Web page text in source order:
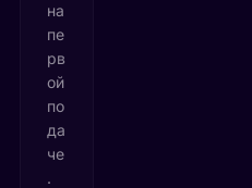
на
пе
рв
ой
по
да
че
.